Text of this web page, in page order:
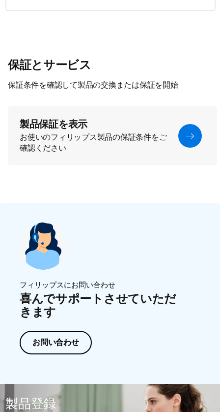
保証とサービス
保証条件を確認して製品の交換または保証を開始
製品保証を表示
お使いのフィリップス製品の保証条件をご
確認ください
フィリップスにお問い合わせ
喜んでサポートさせていただ
きます
お問い合わせ
製品登録